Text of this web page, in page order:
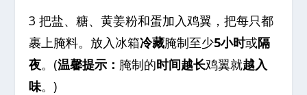
3 把盐、糖、黄姜粉和蛋加入鸡翼，把每只都
裹上腌料。放入冰箱冷藏腌制至少5小时或隔
夜。(温馨提示： 腌制的时间越长鸡翼就越入
味。)